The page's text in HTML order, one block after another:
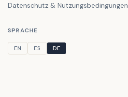
Datenschutz & Nutzungsbedingungen
SPRACHE
EN ES DE